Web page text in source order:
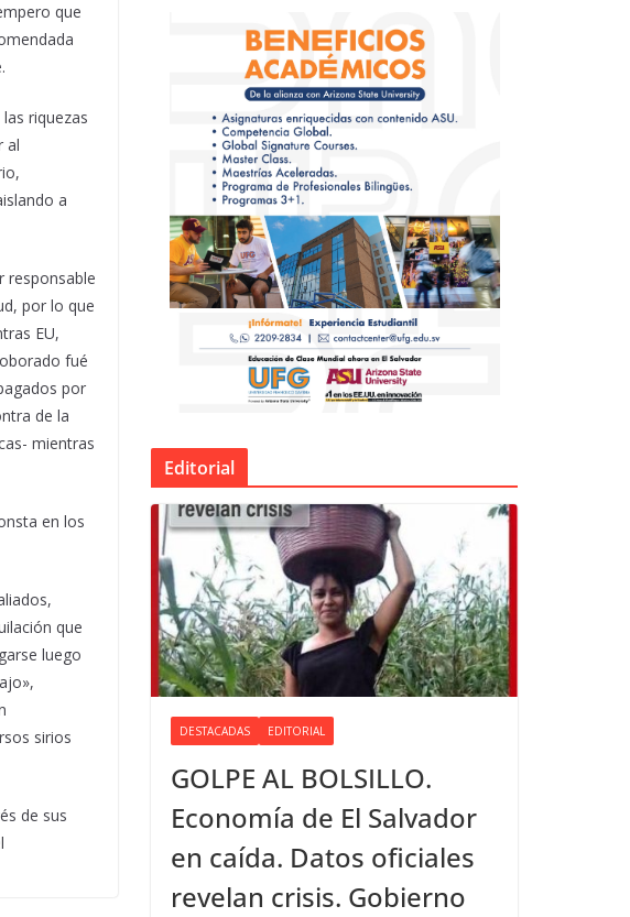
que
riquezas
al
a
responsable
por lo que
EU,
fué
por
de la
mientras
en los
que
luego
sirios
de sus
Editorial
DESTACADAS EDITORIAL
GOLPE AL BOLSILLO.
Economía de El Salvador
en caída. Datos oficiales
revelan crisis. Gobierno